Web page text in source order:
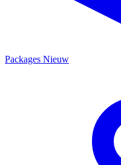
Packages Nieuw